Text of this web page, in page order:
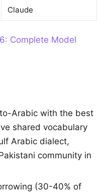
Claude
Complete Model
Arabic with the best
shared vocabulary
Arabic dialect,
community in
(30-40% of